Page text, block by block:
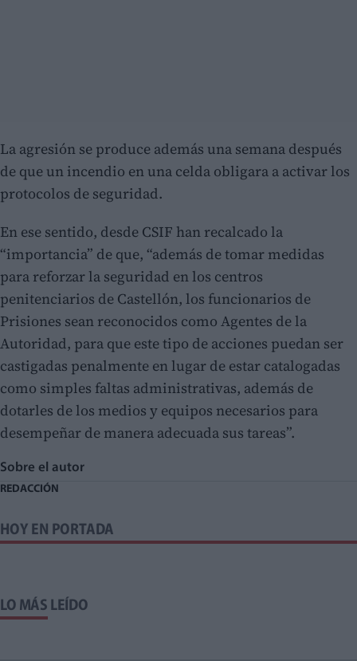
La agresión se produce además una semana después
de que un incendio en una celda obligara a activar los
protocolos de seguridad.
En ese sentido, desde CSIF han recalcado la
“importancia” de que, “además de tomar medidas
para reforzar la seguridad en los centros
penitenciarios de Castellón, los funcionarios de
Prisiones sean reconocidos como Agentes de la
Autoridad, para que este tipo de acciones puedan ser
castigadas penalmente en lugar de estar catalogadas
como simples faltas administrativas, además de
dotarles de los medios y equipos necesarios para
desempeñar de manera adecuada sus tareas”.
Sobre el autor
REDACCIÓN
HOY EN PORTADA
LO MÁS LEÍDO